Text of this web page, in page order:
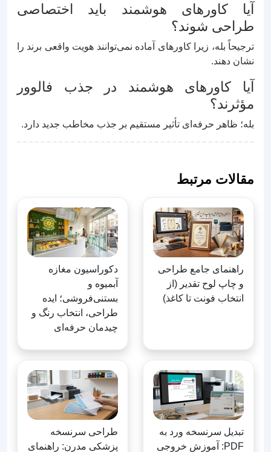
آیا کاورهای هوشمند باید اختصاصی
طراحی شوند؟
ترجیحاً بله، زیرا کاورهای آماده نمی‌توانند هویت واقعی برند را
نشان دهند.
آیا کاورهای هوشمند در جذب فالوور
مؤثرند؟
بله؛ ظاهر حرفه‌ای تأثیر مستقیم بر جذب مخاطب جدید دارد.
مقالات مرتبط
راهنمای جامع طراحی
و چاپ لوح تقدیر (از
انتخاب فونت تا کاغذ)
دکوراسیون مغازه
آبمیوه و
بستنی‌فروشی؛ ایده
طراحی، انتخاب رنگ و
چیدمان حرفه‌ای
تبدیل سرنسخه ورد به
PDF: آموزش خروجی
طراحی سرنسخه
پزشکی مدرن: راهنمای